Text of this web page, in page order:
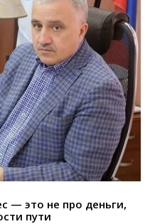
— это не про деньги,
пути